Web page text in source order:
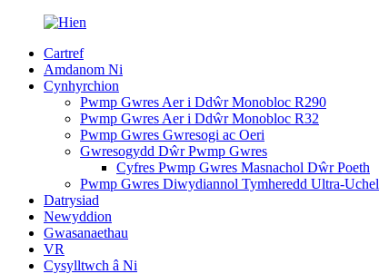
Cartref
Amdanom Ni
Cynhyrchion
Pwmp Gwres Aer i Ddŵr Monobloc R290
Pwmp Gwres Aer i Ddŵr Monobloc R32
Pwmp Gwres Gwresogi ac Oeri
Gwresogydd Dŵr Pwmp Gwres
Cyfres Pwmp Gwres Masnachol Dŵr Poeth
Pwmp Gwres Diwydiannol Tymheredd Ultra-Uchel
Datrysiad
Newyddion
Gwasanaethau
VR
Cysylltwch â Ni